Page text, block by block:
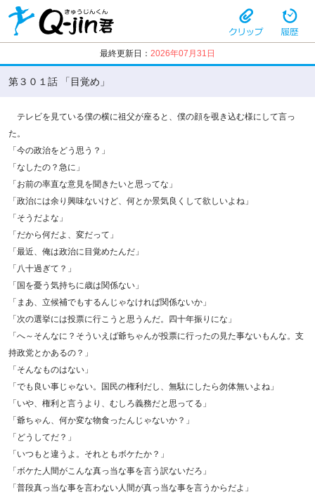
最終更新日： 2026年07月31日
第３０１話 「目覚め」
テレビを見ている僕の横に祖父が座ると、僕の顔を覗き込む様にして言っ
た。
「今の政治をどう思う？」
「なしたの？急に」
「お前の率直な意見を聞きたいと思ってな」
「政治には余り興味ないけど、何とか景気良くして欲しいよね」
「そうだよな」
「だから何だよ、変だって」
「最近、俺は政治に目覚めたんだ」
「八十過ぎて？」
「国を憂う気持ちに歳は関係ない」
「まあ、立候補でもするんじゃなければ関係ないか」
「次の選挙には投票に行こうと思うんだ。四十年振りにな」
「へ～そんなに？そういえば爺ちゃんが投票に行ったの見た事ないもんな。支
持政党とかあるの？」
「そんなものはない」
「でも良い事じゃない。国民の権利だし、無駄にしたら勿体無いよね」
「いや、権利と言うより、むしろ義務だと思ってる」
「爺ちゃん、何か変な物食ったんじゃないか？」
「どうしてだ？」
「いつもと違うよ。それともボケたか？」
「ボケた人間がこんな真っ当な事を言う訳ないだろ」
「普段真っ当な事を言わない人間が真っ当な事を言うからだよ」